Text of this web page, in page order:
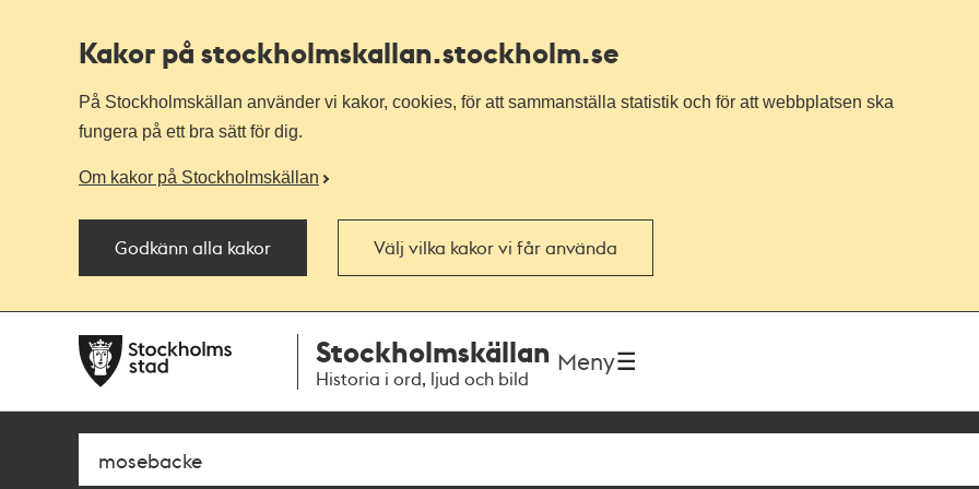
Kakor på stockholmskallan.stockholm.se
På Stockholmskällan använder vi kakor, cookies, för att sammanställa statistik och för att webbplatsen ska
fungera på ett bra sätt för dig.
Om kakor på Stockholmskällan
Godkänn alla kakor Välj vilka kakor vi får använda
navigationen
huvudinnehållet
Stockholmskällan
Historia i ord, ljud och bild
Meny
Sök